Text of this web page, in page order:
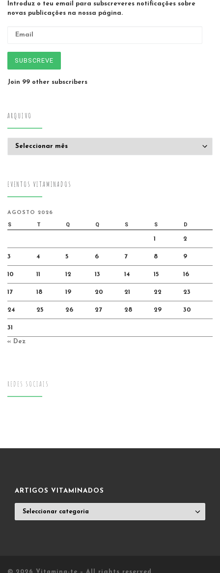
Introduz o teu email para subscreveres notificações sobre
novas publicações na nossa página.
SUBSCREVE
Join 99 other subscribers
ARQUIVO
EVENTOS VITAMINADOS
AGOSTO 2026
S T Q Q S S D
1 2
3 4 5 6 7 8 9
10 11 12 13 14 15 16
17 18 19 20 21 22 23
24 25 26 27 28 29 30
31
« Dez
REDES SOCIAIS
ARTIGOS VITAMINADOS
VITAMINADOS